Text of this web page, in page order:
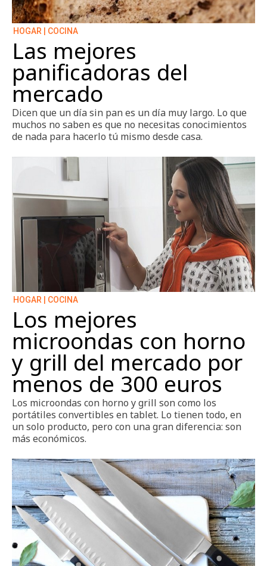
HOGAR | COCINA
Las mejores
panificadoras del
mercado
Dicen que un día sin pan es un día muy largo. Lo que
muchos no saben es que no necesitas conocimientos
de nada para hacerlo tú mismo desde casa.
HOGAR | COCINA
Los mejores
microondas con horno
y grill del mercado por
menos de 300 euros
Los microondas con horno y grill son como los
portátiles convertibles en tablet. Lo tienen todo, en
un solo producto, pero con una gran diferencia: son
más económicos.